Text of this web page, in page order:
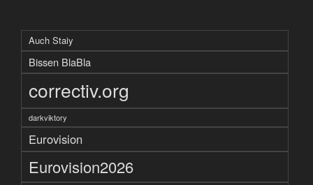
Auch Staiy
Bissen BlaBla
correctiv.org
darkviktory
Eurovision
Eurovision2026